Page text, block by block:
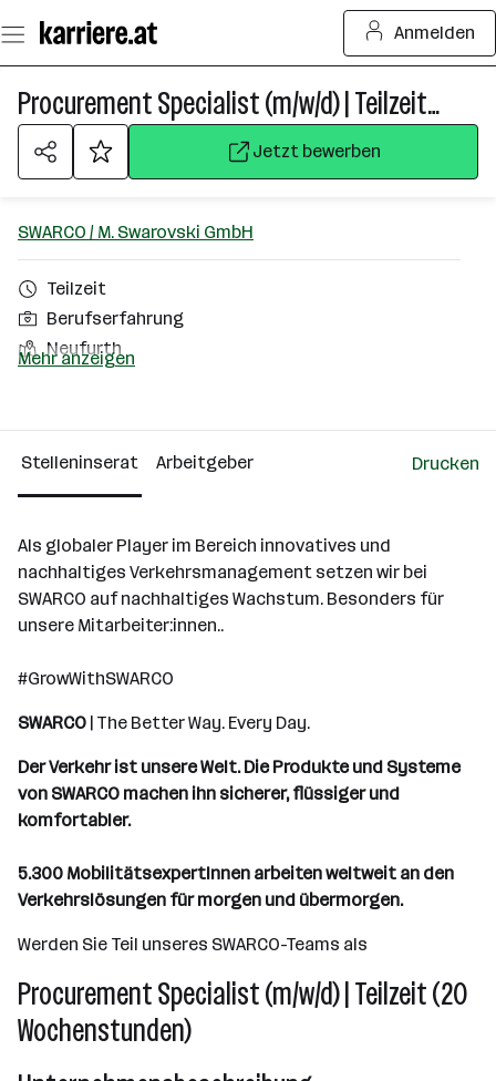
Seiteninhalt
springen
Anmelden
Procurement Specialist (m/w/d) | Teilzeit (20 Wochenstunden)
Jetzt bewerben
SWARCO / M. Swarovski GmbH
Teilzeit
Berufserfahrung
Neufurth
101 - 500 Mitarbeiter*innen
Neufurth
Mehr anzeigen
Stelleninserat Arbeitgeber Drucken
Als globaler Player im Bereich innovatives und
nachhaltiges Verkehrsmanagement setzen wir bei
SWARCO auf nachhaltiges Wachstum. Besonders für
unsere Mitarbeiter:innen..
#GrowWithSWARCO
SWARCO | The Better Way. Every Day.
Der Verkehr ist unsere Welt. Die Produkte und Systeme
von SWARCO machen ihn sicherer, flüssiger und
komfortabler.
5.300 Mobilitätsexpertlnnen arbeiten weltweit an den
Verkehrslösungen für morgen und übermorgen.
Werden Sie Teil unseres SWARCO-Teams als
Procurement Specialist (m/w/d) | Teilzeit (20
Wochenstunden)